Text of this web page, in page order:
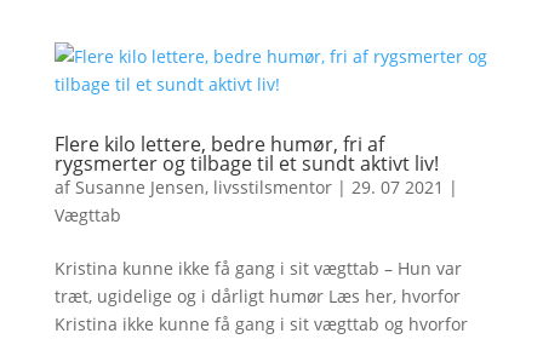
Flere kilo lettere, bedre humør, fri af
rygsmerter og tilbage til et sundt aktivt liv!
afSusanne Jensen, livsstilsmentor| 29. 07 2021 |
Vægttab
Kristina kunne ikke få gang i sit vægttab – Hun var
træt, ugidelige og i dårligt humør Læs her, hvorfor
Kristina ikke kunne få gang i sit vægttab og hvorfor